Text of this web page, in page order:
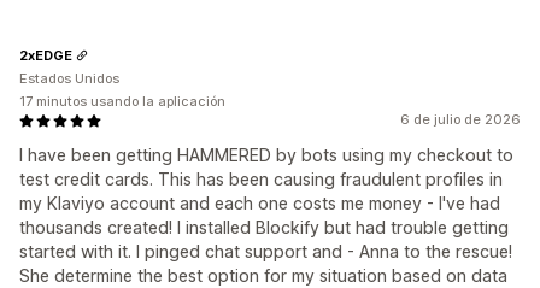
6 de julio de 2026
I have been getting HAMMERED by bots using my checkout to
test credit cards. This has been causing fraudulent profiles in
my Klaviyo account and each one costs me money - I've had
thousands created! I installed Blockify but had trouble getting
started with it. I pinged chat support and - Anna to the rescue!
She determine the best option for my situation based on data
2xEDGE
Estados Unidos
17 minutos usando la aplicación